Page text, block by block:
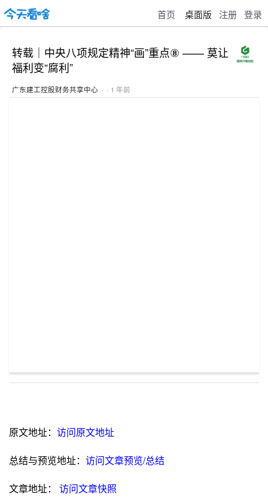
首页 桌面版 注册 登录
转载｜中央八项规定精神“画”重点⑧ —— 莫让
福利变“腐利”
广东建工控股财务共享中心 · · 1 年前
原文地址： 访问原文地址
总结与预览地址： 访问文章预览/总结
文章地址： 访问文章快照